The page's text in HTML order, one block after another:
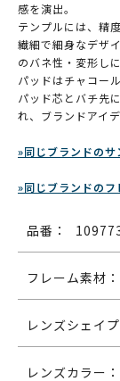
感を演出。
テンプルには、精
繊細で細身なデザ
のバネ性・変形し
パッドはチャコー
パッド芯とバチ先
れ、ブランドアイ
»同じブランドのサ
»同じブランドのフ
品番：
フレーム素材：
レンズシェイプ
レンズカラー：